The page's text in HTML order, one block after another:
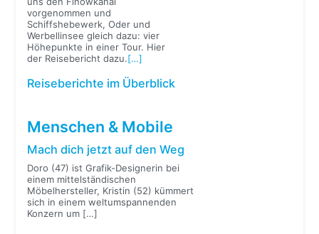
vorgenommen und
Schiffshebewerk, Oder und
Werbellinsee gleich dazu: vier
Höhepunkte in einer Tour. Hier
der Reisebericht dazu.[…]
Reiseberichte im Überblick
Menschen & Mobile
Mach dich jetzt auf den Weg
Doro (47) ist Grafik-Designerin bei
einem mittelständischen
Möbelhersteller, Kristin (52) kümmert
sich in einem weltumspannenden
Konzern um […]